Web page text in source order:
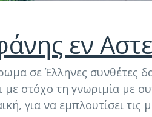
εν
σε Έλληνες συνθέτες
με στόχο τη γνωριμία με
για να εμπλουτίσει τις